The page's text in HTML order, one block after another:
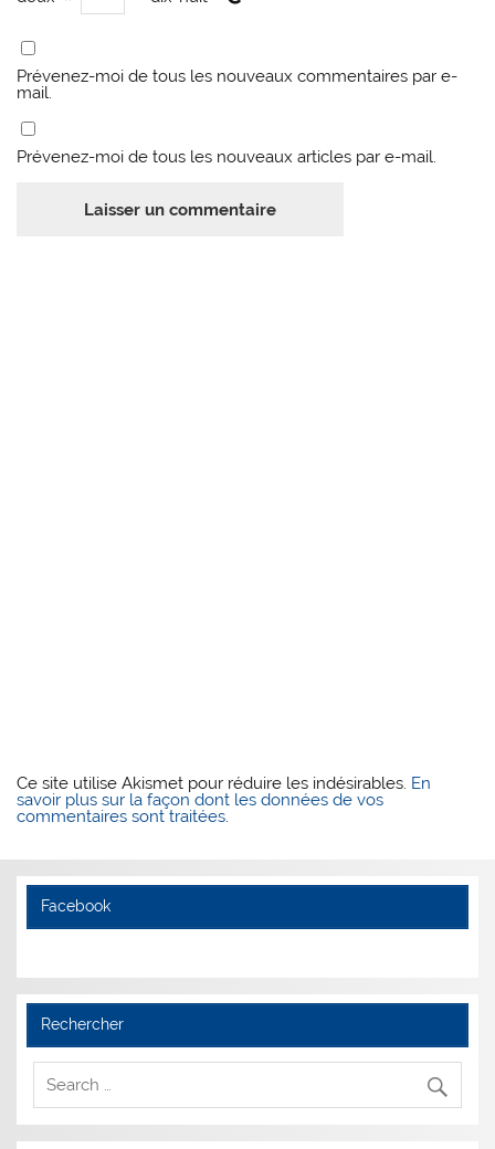
Prévenez-moi de tous les nouveaux commentaires par e-
mail.
Prévenez-moi de tous les nouveaux articles par e-mail.
Ce site utilise Akismet pour réduire les indésirables. En
savoir plus sur la façon dont les données de vos
commentaires sont traitées.
Facebook
Rechercher